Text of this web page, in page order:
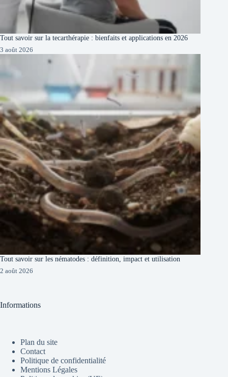
Tout savoir sur la tecarthérapie : bienfaits et applications en 2026
3 août 2026
Tout savoir sur les nématodes : définition, impact et utilisation
2 août 2026
Informations
Plan du site
Contact
Politique de confidentialité
Mentions Légales